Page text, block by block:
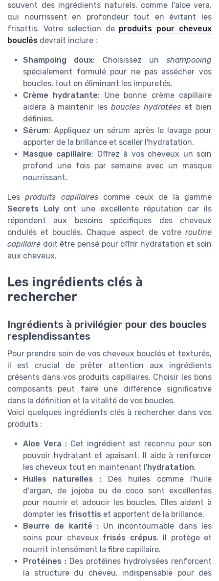
souvent des ingrédients naturels, comme l'aloe vera,
qui nourrissent en profondeur tout en évitant les
frisottis. Votre selection de produits pour cheveux
bouclés devrait inclure :
Shampoing doux: Choisissez un shampooing
spécialement formulé pour ne pas assécher vos
boucles, tout en éliminant les impuretés.
Crème hydratante: Une bonne crème capillaire
aidera à maintenir lesboucles hydratéeset bien
définies.
Sérum: Appliquez un sérum après le lavage pour
apporter de la brillance et sceller l'hydratation.
Masque capillaire: Offrez à vos cheveux un soin
profond une fois par semaine avec un masque
nourrissant.
Lesproduits capillairescomme ceux de la gamme
Secrets Lolyont une excellente réputation car ils
répondent aux besoins spécifiques des cheveux
ondulés et bouclés. Chaque aspect de votre routine
capillaire doit être pensé pour offrir hydratation et soin
aux cheveux.
Les ingrédients clés à
rechercher
Ingrédients à privilégier pour des boucles
resplendissantes
Pour prendre soin de vos cheveux bouclés et texturés,
il est crucial de prêter attention aux ingrédients
présents dans vos produits capillaires. Choisir les bons
composants peut faire une différence significative
dans la définition et la vitalité de vos boucles.
Voici quelques ingrédients clés à rechercher dans vos
produits :
Aloe Vera : Cet ingrédient est reconnu pour son
pouvoir hydratant et apaisant. Il aide à renforcer
les cheveux tout en maintenant l'hydratation.
Huiles naturelles :Des huiles comme l'huile
d'argan, de jojoba ou de coco sont excellentes
pour nourrir et adoucir les boucles. Elles aident à
dompter les frisottis et apportent de la brillance.
Beurre de karité :Un incontournable dans les
soins pour cheveux frisés crépus. Il protège et
nourrit intensément la fibre capillaire.
Protéines : Des protéines hydrolysées renforcent
la structure du cheveu, indispensable pour des